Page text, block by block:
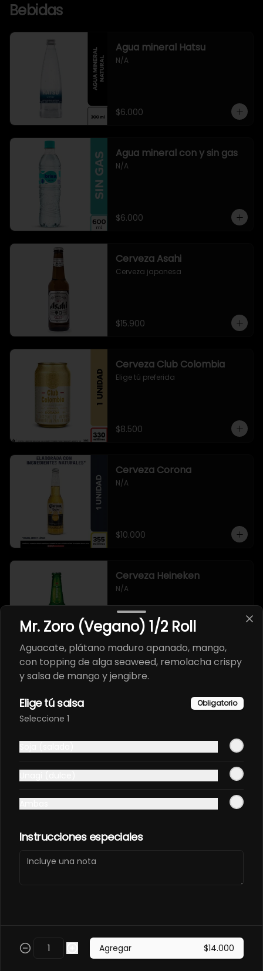
Bebidas
Agua mineral Hatsu
N/A
$6.000
Agua mineral con y sin gas
N/A
$6.000
Cerveza Asahi
Cerveza japonesa
$15.900
Cerveza Club Colombia
Elige tú preferida
$8.500
Cerveza Corona
N/A
$10.000
Cerveza Heineken
N/A
Cerveza artesanal 3
Elige tú favorita
$8.000
Mr. Zoro (Vegano) 1/2 Roll
Aguacate, plátano maduro apanado, mango,
con topping de alga seaweed, remolacha crispy
y salsa de mango y jengibre.
Elige tú salsa Obligatorio
Seleccione 1
Instrucciones especiales
Agregar $14.000